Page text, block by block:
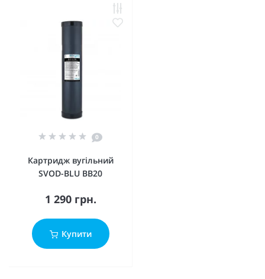
0
Картридж вугільний
SVOD-BLU ВВ20
1 290 грн.
Купити